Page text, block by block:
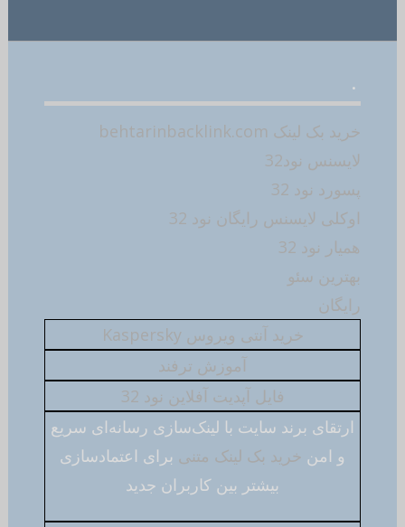
.
خرید بک لینک behtarinbacklink.com
لایسنس نود32
پسورد نود 32
اوکلی لایسنس رایگان نود 32
همیار نود 32
بهترین سئو
رایگان
خرید آنتی ویروس Kaspersky
آموزش ترفند
فایل آپدیت آفلاین نود 32
ارتقای برند سایت با لینک‌سازی رسانه‌ای سریع
و امن خرید بک لینک متنی برای اعتمادسازی
بیشتر بین کاربران جدید